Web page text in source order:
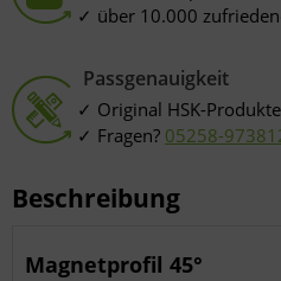
über 10.000
Passgenauigkeit
Original HSK-Produkte
Fragen? 05258-
Beschreibung
Magnetprofil 45°